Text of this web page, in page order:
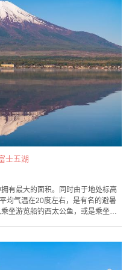
士五湖
有最大的面积。同时由于地处标高
均气温在20度左右，是有名的避暑
坐游览船钓西太公鱼，或是乘坐水